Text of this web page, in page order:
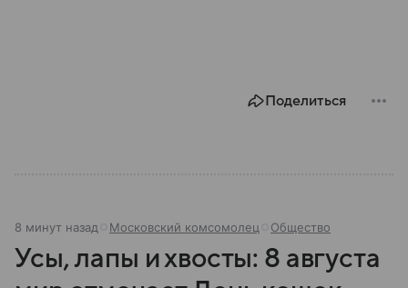
Поделиться
8 минут назад Московский комсомолец Общество
Усы, лапы и хвосты: 8 августа